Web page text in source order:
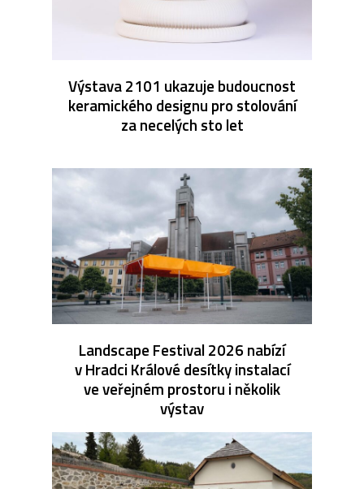
Výstava 2101 ukazuje budoucnost
keramického designu pro stolování
za necelých sto let
Landscape Festival 2026 nabízí
v Hradci Králové desítky instalací
ve veřejném prostoru i několik
výstav